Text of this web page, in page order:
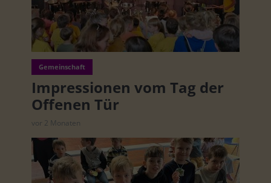
Gemeinschaft
Impressionen vom Tag der
Offenen Tür
vor 2 Monaten